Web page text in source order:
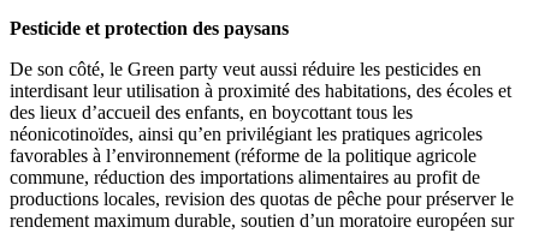
Pesticide et protection des paysans
De son côté, le Green party veut aussi réduire les pesticides en
interdisant leur utilisation à proximité des habitations, des écoles et
des lieux d’accueil des enfants, en boycottant tous les
néonicotinoïdes, ainsi qu’en privilégiant les pratiques agricoles
favorables à l’environnement (réforme de la politique agricole
commune, réduction des importations alimentaires au profit de
productions locales, revision des quotas de pêche pour préserver le
rendement maximum durable, soutien d’un moratoire européen sur